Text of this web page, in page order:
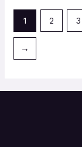
1 2 3
→